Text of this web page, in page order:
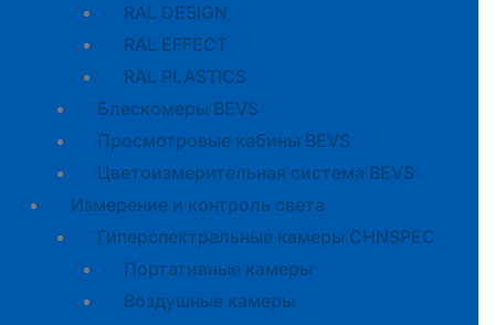
RAL DESIGN
RAL EFFECT
RAL PLASTICS
Блескомеры BEVS
Просмотровые кабины BEVS
Цветоизмерительная система BEVS
Измерение и контроль света
Гиперспектральные камеры CHNSPEC
Портативные камеры
Воздушные камеры